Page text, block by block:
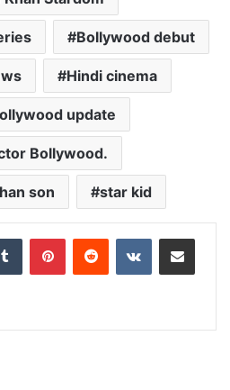
Bollywood debut
Hindi cinema
update
Bollywood.
son star kid
Tumblr PinterestReddit VKontakteShare via Email